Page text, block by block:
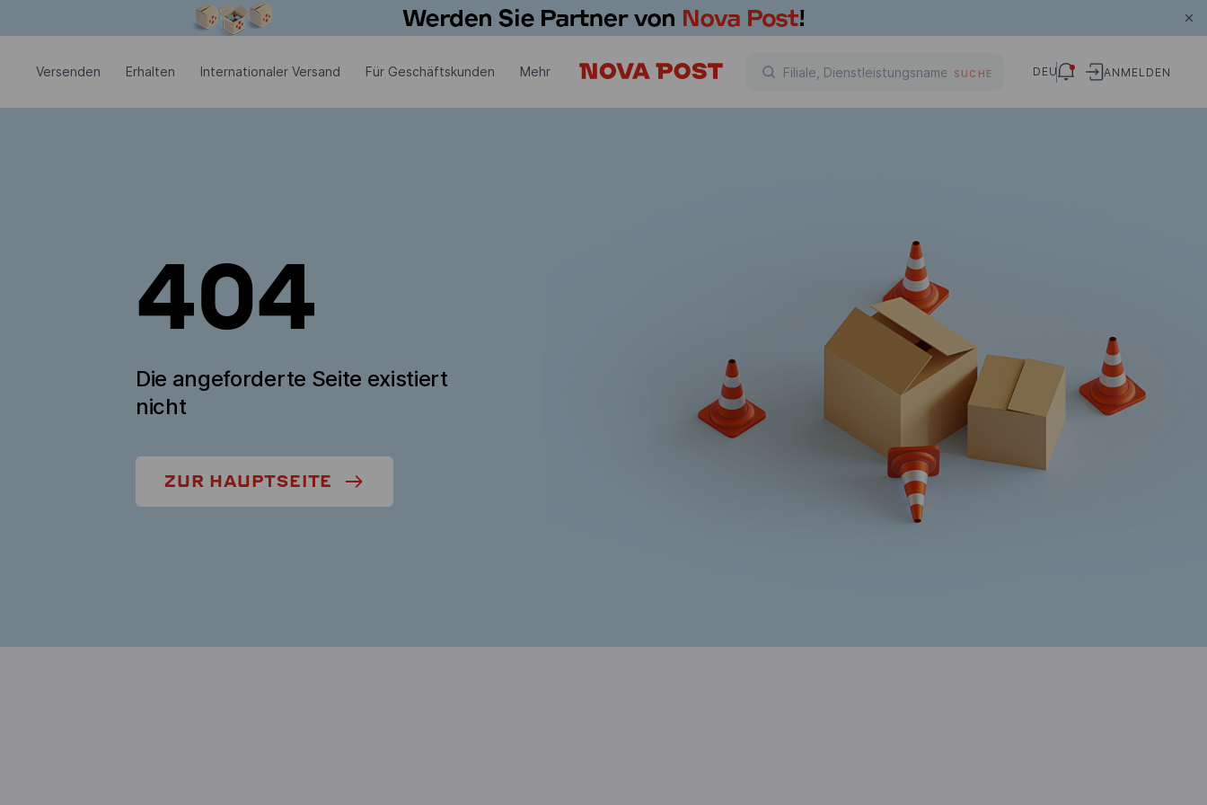
Versenden Erhalten Internationaler Versand Für Geschäftskunden Mehr SUCHE DEU ANMELDEN
404
Die angeforderte Seite existiert
nicht
ZUR HAUPTSEITE
Modales Fenster ist geöffnet